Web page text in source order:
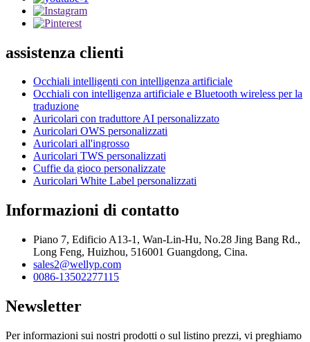
assistenza clienti
Occhiali intelligenti con intelligenza artificiale
Occhiali con intelligenza artificiale e Bluetooth wireless per la
traduzione
Auricolari con traduttore AI personalizzato
Auricolari OWS personalizzati
Auricolari all'ingrosso
Auricolari TWS personalizzati
Cuffie da gioco personalizzate
Auricolari White Label personalizzati
Informazioni di contatto
Piano 7, Edificio A13-1, Wan-Lin-Hu, No.28 Jing Bang Rd.,
Long Feng, Huizhou, 516001 Guangdong, Cina.
sales2@wellyp.com
0086-13502277115
Newsletter
Per informazioni sui nostri prodotti o sul listino prezzi, vi preghiamo